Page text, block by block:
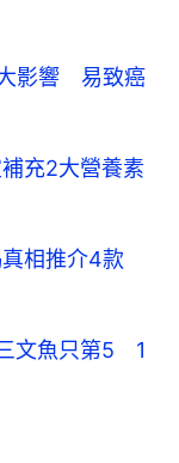
影響 易致癌
充2大營養素
相推介4款
文魚只第5 1